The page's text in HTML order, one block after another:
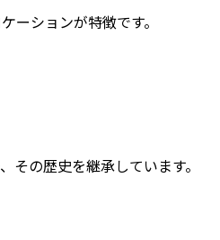
ーションが特徴です。
の歴史を継承しています。